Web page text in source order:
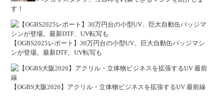
す！
【OGBS2025レポート】30万円台の小型UV、巨大自動缶バッジマシ
ンが登場。最新DTF、UV転写も
【OGBS大阪2026】アクリル・立体物ビジネスを拡張するUV 最前線